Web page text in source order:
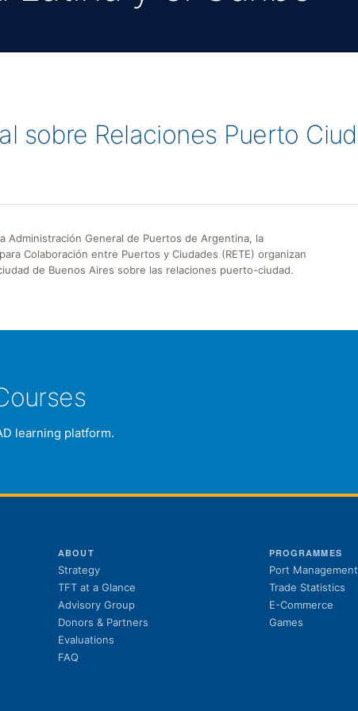
sobre Relaciones Puerto
Administración General de Puertos de Argentina, la
Colaboración entre Puertos y Ciudades (RETE) organizan
de Buenos Aires sobre las relaciones puerto-ciudad.
learning platform.
ABOUT
Strategy
TFT at a Glance
Advisory Group
Donors & Partners
Evaluations
FAQ
PROGRAMMES
Port Management
Trade Statistics
E-Commerce
Games